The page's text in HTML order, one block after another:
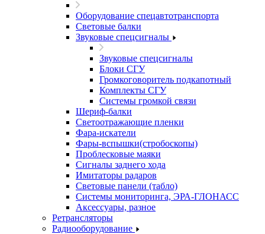
Оборудование спецавтотранспорта
Световые балки
Звуковые спецсигналы
Звуковые спецсигналы
Блоки СГУ
Громкоговоритель подкапотный
Комплекты СГУ
Системы громкой связи
Шериф-балки
Светоотражающие пленки
Фара-искатели
Фары-вспышки(стробоскопы)
Проблесковые маяки
Сигналы заднего хода
Имитаторы радаров
Световые панели (табло)
Системы мониторинга, ЭРА-ГЛОНАСС
Аксессуары, разное
Ретрансляторы
Радиооборудование